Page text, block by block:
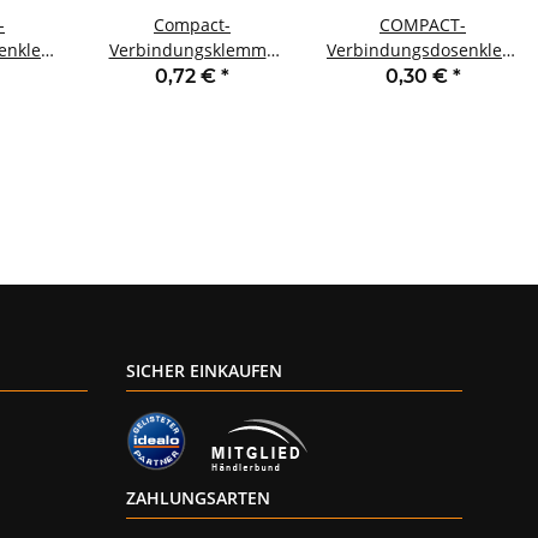
Compact-
Verbindungsklemme
WAGO für alle
0,72 € *
COMPACT-
WAGO eindrähtige
0,30 € *
SICHER EINKAUFEN
ZAHLUNGSARTEN